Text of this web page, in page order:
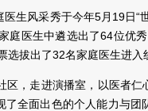
医生风采秀于今年5月19日
庭医生中遴选出了64位优
选拔出了32名家庭医生进入
区，走进演播室，以医者
了全面出色的个人能力与